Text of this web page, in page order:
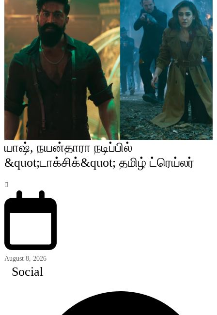
யாஷ், நயன்தாரா நடிப்பில்
&quot;டாக்சிக்&quot; தமிழ் ட்ரெய்லர்
August 8, 2026
Social